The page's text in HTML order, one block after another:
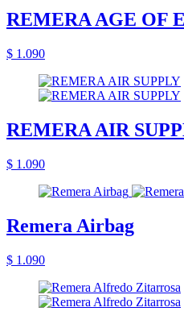
REMERA AGE OF
$ 1.090
REMERA AIR
$ 1.090
Remera Airbag
$ 1.090